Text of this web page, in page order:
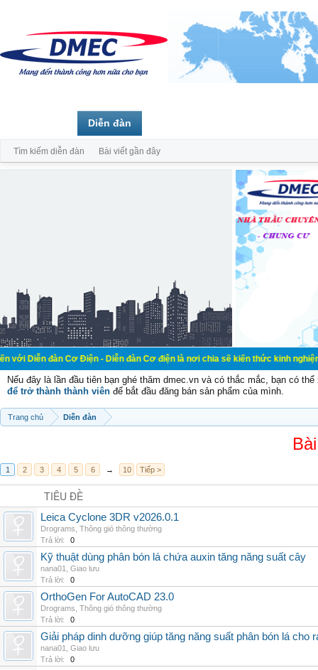
Cơ Điện - Diễn đàn Cơ điện là nơi chia sẽ kiến thức kinh nghiệm trong
Nếu đây là lần đầu tiên bạn ghé thăm dmec.vn và có thắc mắc, bạn có
để trở thành thành viên để bắt đầu đăng bán sản phẩm của mình.
Trang chủ Diễn đàn
1 2 3 4 5 6 → 10 Tiếp >
TIÊU ĐỀ
Leica Cyclone 3DR v2026.0.1
Drograms Thông gió thông thường
Trả lời:
0
Kỹ thuật dùng phân bón lá chứa auxin tăng năng suất cây
nana01
Giao lưu
Trả lời:
0
OrthoGen For AutoCAD 23.0
Drograms Thông gió thông thường
Trả lời:
0
Giải pháp dinh dưỡng giúp tăng năng suất phân bón lá cho
nana01
Giao lưu
Trả lời:
0
Diễn đàn
Tìm kiếm diễn đàn Bài viết gần đây